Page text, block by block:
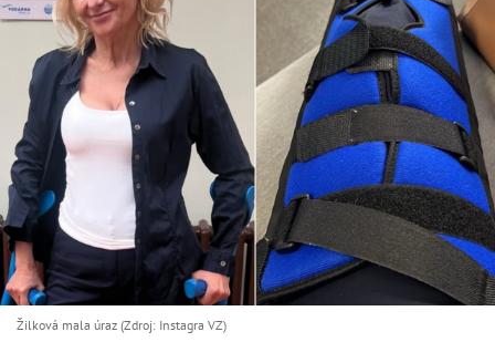
Žilková mala úraz (Zdroj: Instagra VZ)